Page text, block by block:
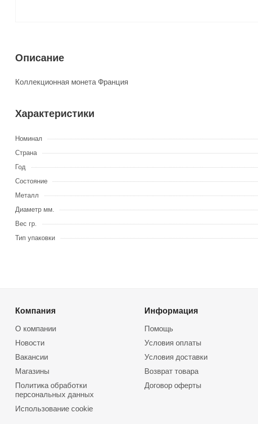
Описание
Коллекционная монета Франция
Характеристики
Номинал
Страна
Год
Состояние
Металл
Диаметр мм.
Вес гр.
Тип упаковки
Компания
О компании
Новости
Вакансии
Магазины
Политика обработки
персональных данных
Использование cookie
Информация
Помощь
Условия оплаты
Условия доставки
Возврат товара
Договор оферты